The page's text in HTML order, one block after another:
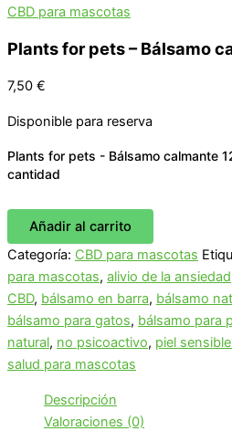
CBD para mascotas
Plants for pets – Bálsamo
7,50 €
Disponible para reserva
Plants for pets - Bálsamo calmante
cantidad
Añadir al carrito
Categoría: CBD para mascotas
para mascotas, alivio de la ansiedad
CBD, bálsamo en barra, bálsamo
bálsamo para gatos, bálsamo para
natural, no psicoactivo, piel
salud para mascotas
Descripción
Valoraciones (0)